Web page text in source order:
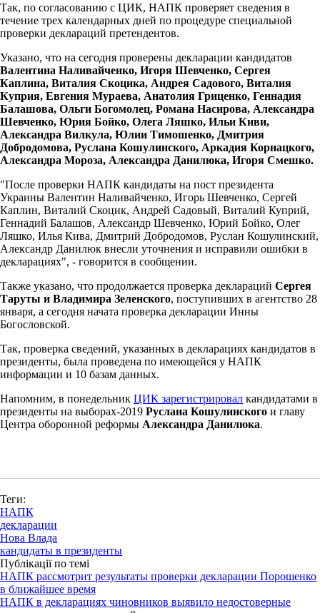
Так, по согласованию с ЦИК, НАПК проверяет сведения в
течение трех календарных дней по процедуре специальной
проверки деклараций претендентов.
Указано, что на сегодня проверены декларации кандидатов
Валентина Наливайченко, Игоря Шевченко, Сергея
Каплина, Виталия Скоцика, Андрея Садового, Виталия
Куприя, Евгения Мураева, Анатолия Гриценко, Геннадия
Балашова, Ольги Богомолец, Романа Насирова, Александра
Шевченко, Юрия Бойко, Олега Ляшко, Ильи Киви,
Александра Вилкула, Юлии Тимошенко, Дмитрия
Добродомова, Руслана Кошулинского, Аркадия Корнацкого,
Александра Мороза, Александра Данилюка, Игоря Смешко.
"После проверки НАПК кандидаты на пост президента
Украины Валентин Наливайченко, Игорь Шевченко, Сергей
Каплин, Виталий Скоцик, Андрей Садовый, Виталий Куприй,
Геннадий Балашов, Александр Шевченко, Юрий Бойко, Олег
Ляшко, Илья Кива, Дмитрий Добродомов, Руслан Кошулинский,
Александр Данилюк внесли уточнения и исправили ошибки в
декларациях", - говорится в сообщении.
Также указано, что продолжается проверка деклараций Сергея
Таруты и Владимира Зеленского, поступивших в агентство 28
января, а сегодня начата проверка декларации Инны
Богословской.
Так, проверка сведений, указанных в декларациях кандидатов в
президенты, была проведена по имеющейся у НАПК
информации и 10 базам данных.
Напомним, в понедельник ЦИК зарегистрировал кандидатами в
президенты на выборах-2019 Руслана Кошулинского и главу
Центра оборонной реформы Александра Данилюка.
Теги:
НАПК
декларации
Нова Влада
кандидаты в президенты
Публікації по темі
НАПК рассмотрит результаты проверки декларации Порошенко
в ближайшее время
НАПК в декларациях чиновников выявило недостоверные